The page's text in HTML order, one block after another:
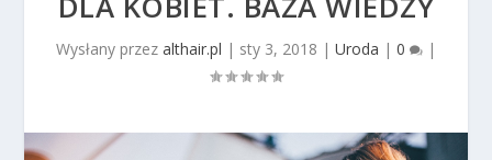
Wysłany przez althair.pl | sty 3, 2018 | Uroda | 0 |